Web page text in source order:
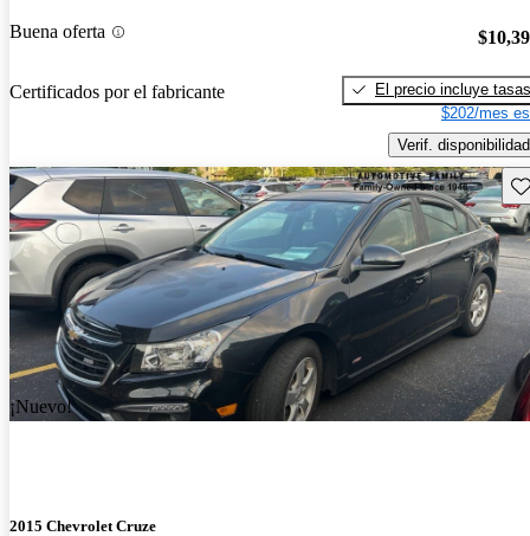
Buena oferta
Certificados por el fabricante
El precio incluye tasas
$202/mes
Verif. disponibilidad
¡Nuevo!
2015 Chevrolet Cruze